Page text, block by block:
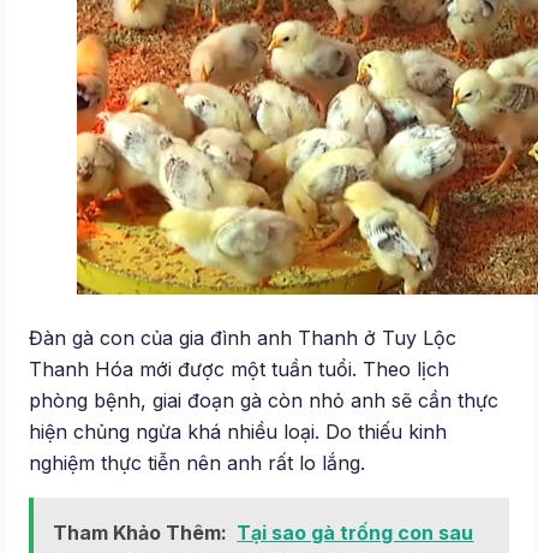
Đàn gà con của gia đình anh Thanh ở Tuy Lộc
Thanh Hóa mới được một tuần tuổi. Theo lịch
phòng bệnh, giai đoạn gà còn nhỏ anh sẽ cần thực
hiện chủng ngừa khá nhiều loại. Do thiếu kinh
nghiệm thực tiễn nên anh rất lo lắng.
Tham Khảo Thêm: Tại sao gà trống con sau